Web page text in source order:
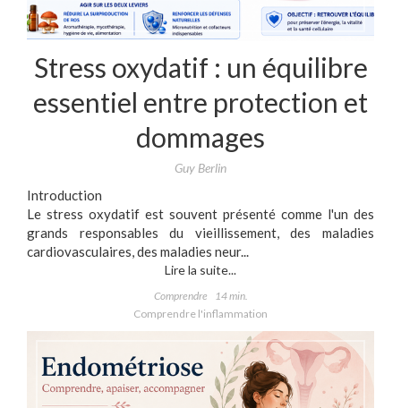
Stress oxydatif : un équilibre
essentiel entre protection et
dommages
Guy Berlin
Introduction
Le stress oxydatif est souvent présenté comme l'un des
grands responsables du vieillissement, des maladies
cardiovasculaires, des maladies neur...
Lire la suite...
Comprendre
14 min.
Comprendre l'inflammation